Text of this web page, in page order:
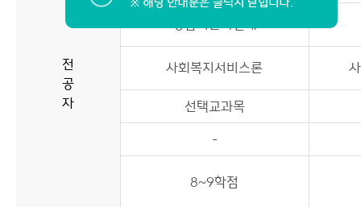
전
공
자
상담이론과실제
사회복지서비스론
선택교과목
-
8~9학점